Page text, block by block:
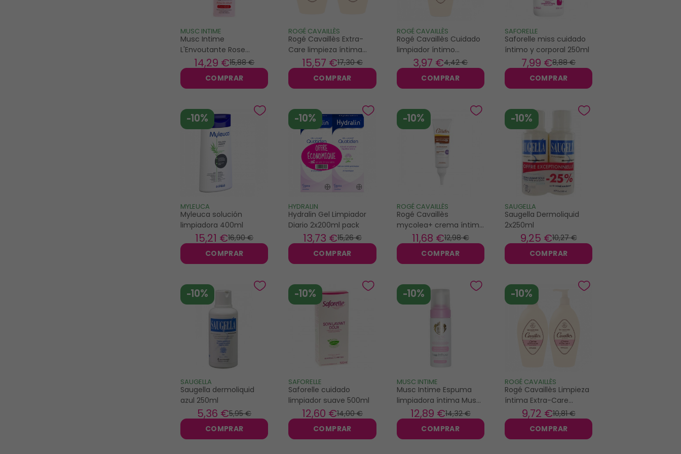
MUSC INTIME
Musc Intime
L'Envoutante Rose
Mystik espuma
limpiadora íntima 150ml
15,88 €
14,29 €
COMPRAR
ROGÉ CAVAILLÈS
Rogé Cavaillès Extra-
Care limpieza íntima
2x500ml
17,30 €
15,57 €
COMPRAR
ROGÉ CAVAILLÈS
Rogé Cavaillès Cuidado
limpiador íntimo
antibacteriano 100ml
4,42 €
3,97 €
COMPRAR
SAFORELLE
Saforelle miss cuidado
íntimo y corporal 250ml
8,88 €
7,99 €
COMPRAR
-10%
MYLEUCA
Myleuca solución
limpiadora 400ml
16,90 €
15,21 €
COMPRAR
-10%
HYDRALIN
Hydralin Gel Limpiador
Diario 2x200ml pack
15,26 €
13,73 €
COMPRAR
-10%
ROGÉ CAVAILLÈS
Rogé Cavaillès
mycolea+ crema íntima
calmante 50ml
12,98 €
11,68 €
COMPRAR
-10%
SAUGELLA
Saugella Dermoliquid
2x250ml
10,27 €
9,25 €
COMPRAR
-10%
SAUGELLA
Saugella dermoliquid
azul 250ml
5,95 €
5,36 €
COMPRAR
-10%
SAFORELLE
Saforelle cuidado
limpiador suave 500ml
14,00 €
12,60 €
COMPRAR
-10%
MUSC INTIME
Musc Intime Espuma
limpiadora íntima Musc
Blanc 150ml
14,32 €
12,89 €
COMPRAR
-10%
ROGÉ CAVAILLÈS
Rogé Cavaillès Limpieza
íntima Extra-Care
2x250ml
10,81 €
9,72 €
COMPRAR